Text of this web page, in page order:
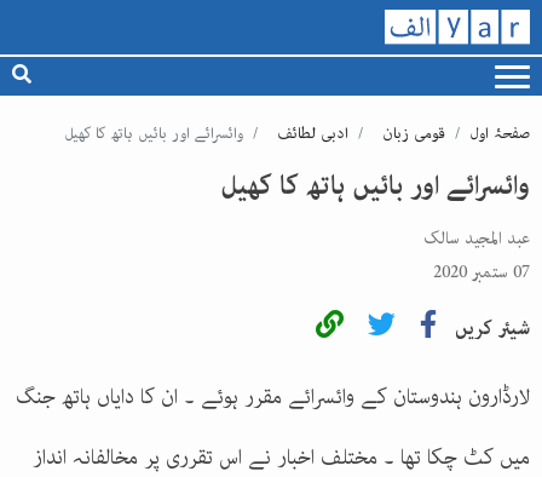
صفحۂ اول قومی زبان ادبی لطائف وائسرائے اور بائیں ہاتھ کا کھیل
وائسرائے اور بائیں ہاتھ کا کھیل
عبد المجید سالک
07 ستمبر 2020
شیئر کریں
لارڈارون ہندوستان کے وائسرائے مقرر ہوئے ۔ ان کا دایاں ہاتھ جنگ
میں کٹ چکا تھا ۔ مختلف اخبار نے اس تقرری پر مخالفانہ انداز